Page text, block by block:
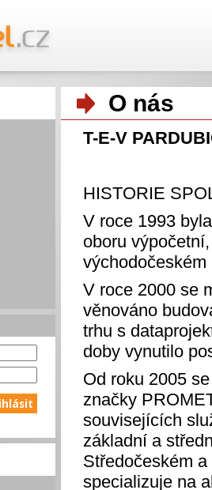
O nás
T-E-V
HISTORIE
V roce 1993
oboru
V roce 2000 se
věnováno
trhu s
doby vynutilo
Od roku 2005
značky
souvisejících
základní a
Středočeském
specializuje na